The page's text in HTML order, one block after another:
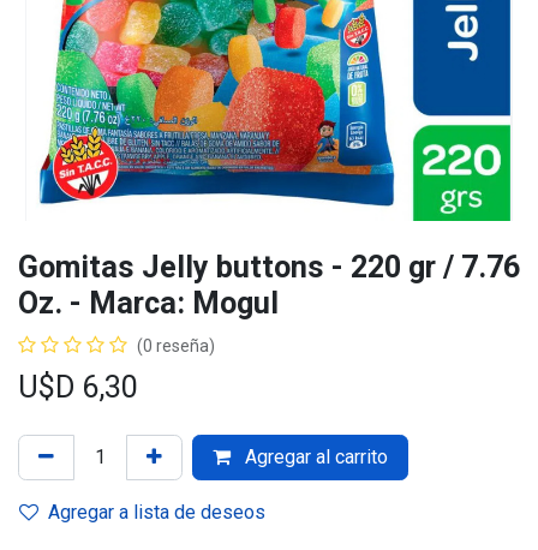
Gomitas Jelly buttons - 220 gr / 7.76
Oz. - Marca: Mogul
(0 reseña)
U$D 6,30
Agregar al carrito
Agregar a lista de deseos